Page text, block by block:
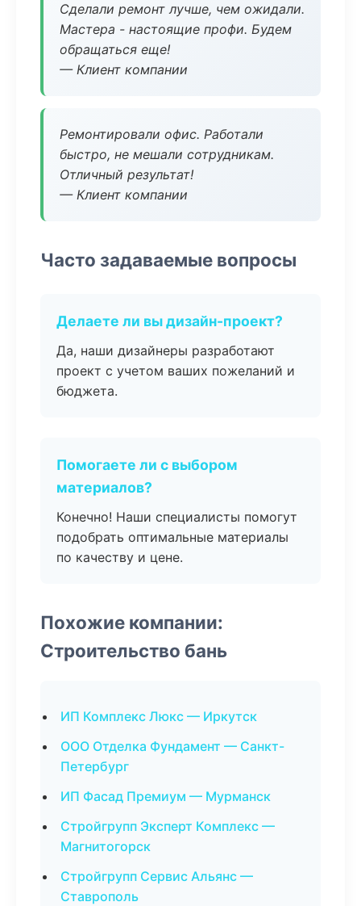
Сделали ремонт лучше, чем ожидали.
Мастера - настоящие профи. Будем
обращаться еще!
— Клиент компании
Ремонтировали офис. Работали
быстро, не мешали сотрудникам.
Отличный результат!
— Клиент компании
Часто задаваемые вопросы
Делаете ли вы дизайн-проект?
Да, наши дизайнеры разработают
проект с учетом ваших пожеланий и
бюджета.
Помогаете ли с выбором
материалов?
Конечно! Наши специалисты помогут
подобрать оптимальные материалы
по качеству и цене.
Похожие компании:
Строительство бань
ИП Комплекс Люкс — Иркутск
ООО Отделка Фундамент — Санкт-
Петербург
ИП Фасад Премиум — Мурманск
Стройгрупп Эксперт Комплекс —
Магнитогорск
Стройгрупп Сервис Альянс —
Ставрополь